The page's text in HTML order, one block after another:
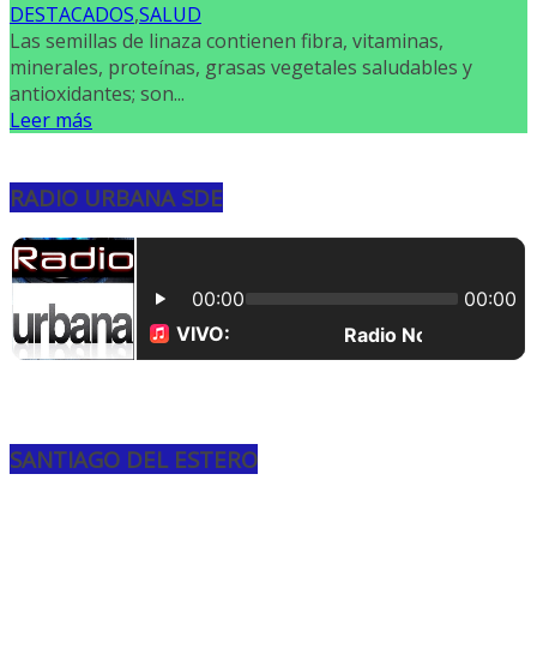
DESTACADOS,SALUD
Las semillas de linaza contienen fibra, vitaminas,
minerales, proteínas, grasas vegetales saludables y
antioxidantes; son...
Leer más
RADIO URBANA SDE
SANTIAGO DEL ESTERO